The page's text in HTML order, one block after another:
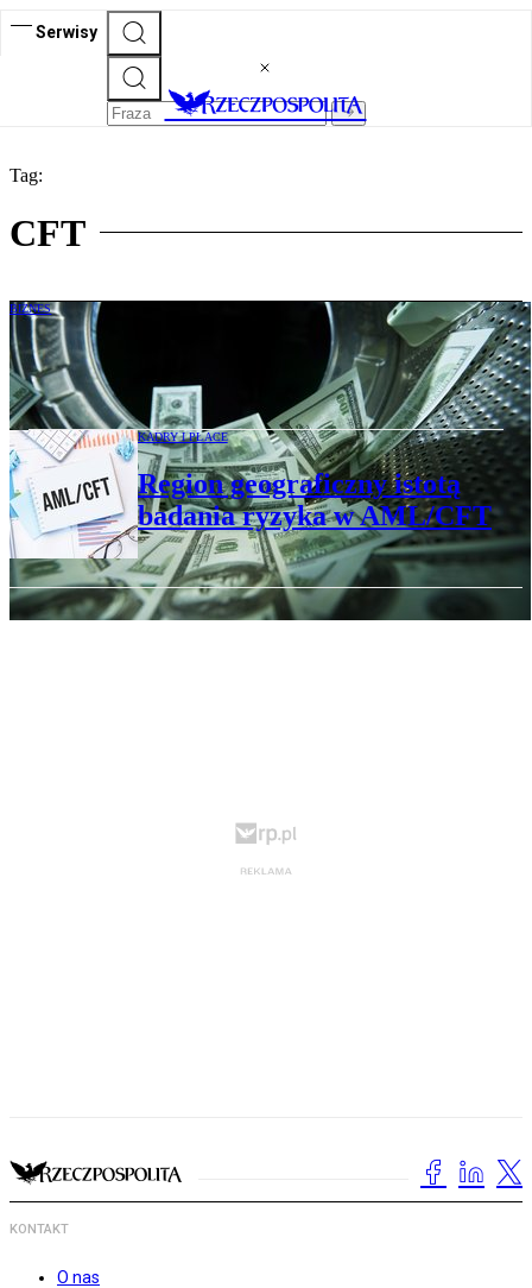
Serwisy
Tag:
CFT
BIZNES
Kontrola przeciwdziałania praniu
pieniędzy i finansowaniu terroryzmu
KADRY I PŁACE
Region geograficzny istotą
badania ryzyka w AML/CFT
KONTAKT
O nas